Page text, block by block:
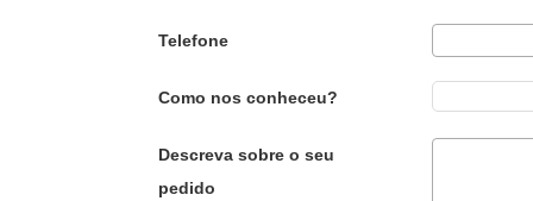
Telefone
Como nos conheceu?
Descreva sobre o seu
pedido